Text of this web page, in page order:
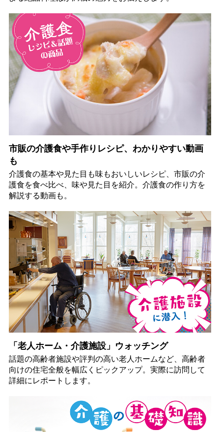
市販の介護食や手作りレシピ、わかりやすい動画
も
介護食の基本や見た目も味もおいしいレシピ、市販の介
護食を食べ比べ、味や見た目を紹介。介護食の作り方を
解説する動画も。
「老人ホーム・介護施設」ウォッチング
話題の高齢者施設や評判の高い老人ホームなど、高齢者
向けの住宅全般を幅広くピックアップ。実際に訪問して
詳細にレポートします。